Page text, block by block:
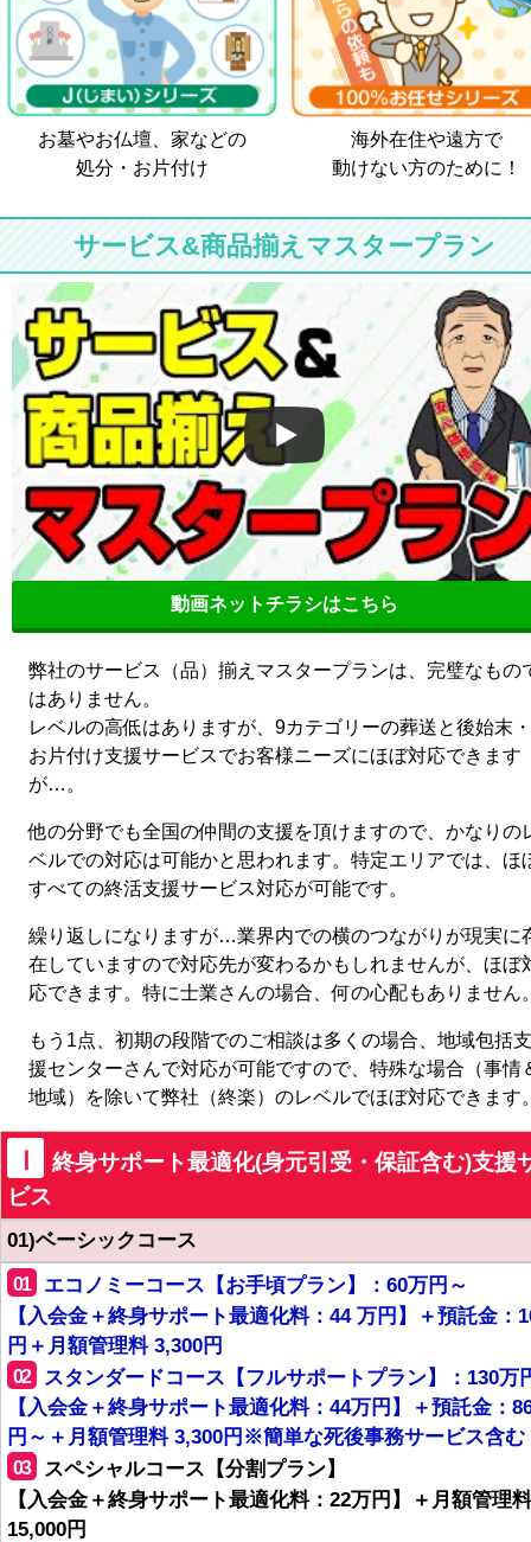
お墓やお仏壇、家などの
処分・お片付け
海外在住や遠方で
動けない方のために！
サービス&商品揃えマスタープラン
動画ネットチラシはこちら
弊社のサービス（品）揃えマスタープランは、完璧なもの
はありません。
レベルの高低はありますが、9カテゴリーの葬送と後始末・
お片付け支援サービスでお客様ニーズにほぼ対応できます
が…。
他の分野でも全国の仲間の支援を頂けますので、かなりの
ベルでの対応は可能かと思われます。特定エリアでは、ほ
すべての終活支援サービス対応が可能です。
繰り返しになりますが…業界内での横のつながりが現実に
在していますので対応先が変わるかもしれませんが、ほぼ
応できます。特に士業さんの場合、何の心配もありません
もう1点、初期の段階でのご相談は多くの場合、地域包括支
援センターさんで対応が可能ですので、特殊な場合（事情
地域）を除いて弊社（終楽）のレベルでほぼ対応できます
Ⅰ
終身サポート最適化(身元引受・保証含む)支援
ビス
01)ベーシックコース
01
エコノミーコース【お手頃プラン】：60万円～
【入会金＋終身サポート最適化料：44 万円】＋預託金：
円＋月額管理料 3,300円
02
スタンダードコース【フルサポートプラン】：130万
【入会金＋終身サポート最適化料：44万円】＋預託金：
円～＋月額管理料 3,300円※簡単な死後事務サービス含む
03
スペシャルコース【分割プラン】
【入会金＋終身サポート最適化料：22万円】＋月額管理料
15,000円